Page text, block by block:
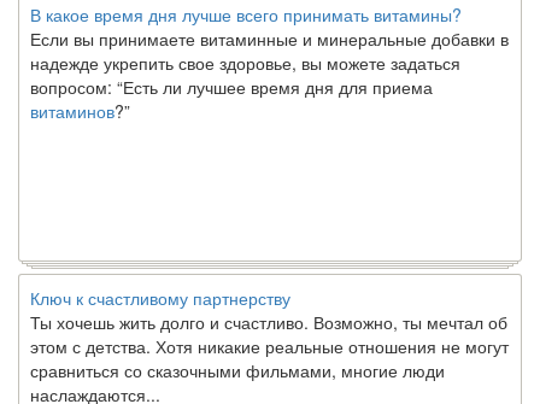
Если вы принимаете витаминные и минеральные добавки в
надежде укрепить свое здоровье, вы можете задаться
вопросом: “Есть ли лучшее время дня для приема
витаминов ?”
Ключ к счастливому партнерству
Ты хочешь жить долго и счастливо. Возможно, ты мечтал об
этом с детства. Хотя никакие реальные отношения не могут
сравниться со сказочными фильмами, многие люди
наслаждаются...